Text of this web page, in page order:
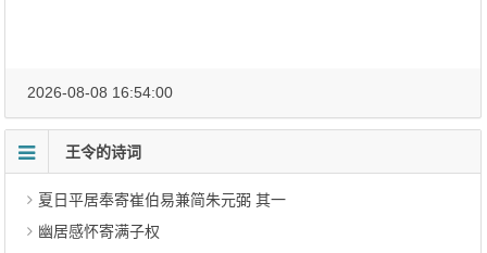
2026-08-08 16:54:00
王令的诗词
夏日平居奉寄崔伯易兼简朱元弼 其一
幽居感怀寄满子权